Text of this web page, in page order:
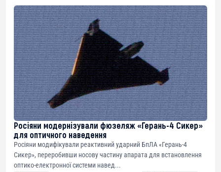
Росіяни модернізували фюзеляж «Герань-4 Сикер»
для оптичного наведення
Росіяни модифікували реактивний ударний БпЛА «Герань-4
Сикер», переробивши носову частину апарата для встановлення
оптико-електронної системи навед...